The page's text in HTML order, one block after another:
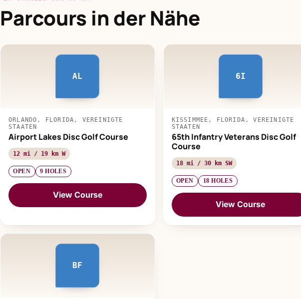
Parcours in der Nähe
AL
ORLANDO, FLORIDA, VEREINIGTE
STAATEN
Airport Lakes Disc Golf Course
12 mi / 19 km W
OPEN 9 HOLES
View Course
6I
KISSIMMEE, FLORIDA, VEREINIGTE
STAATEN
65th Infantry Veterans Disc Golf
Course
18 mi / 30 km SW
OPEN 18 HOLES
View Course
BF